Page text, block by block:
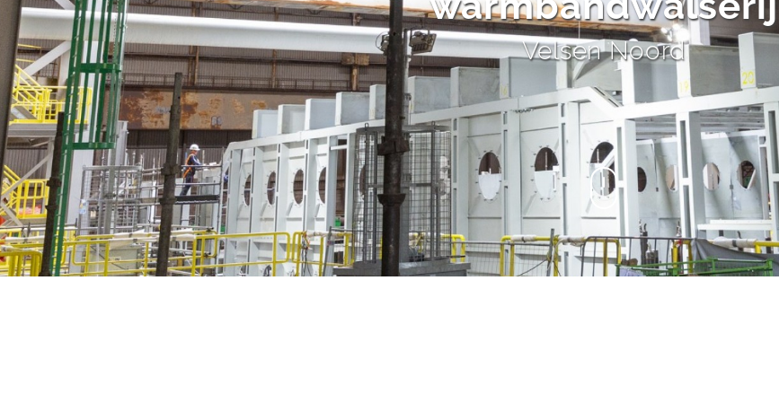
Velsen Noord